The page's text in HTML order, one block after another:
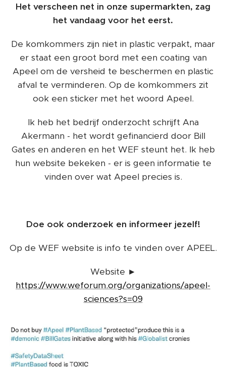
Het verscheen net in onze supermarkten, zag
het vandaag voor het eerst.
De komkommers zijn niet in plastic verpakt, maar
er staat een groot bord met een coating van
Apeel om de versheid te beschermen en plastic
afval te verminderen. Op de komkommers zit
ook een sticker met het woord Apeel.
Ik heb het bedrijf onderzocht schrijft Ana
Akermann - het wordt gefinancierd door Bill
Gates en anderen en het WEF steunt het. Ik heb
hun website bekeken - er is geen informatie te
vinden over wat Apeel precies is.
Doe ook onderzoek en informeer jezelf!
Op de WEF website is info te vinden over APEEL.
Website ►
https://www.weforum.org/organizations/apeel-
sciences?s=09